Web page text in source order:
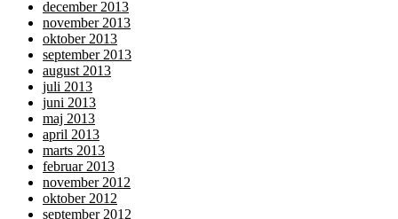
december 2013
november 2013
oktober 2013
september 2013
august 2013
juli 2013
juni 2013
maj 2013
april 2013
marts 2013
februar 2013
november 2012
oktober 2012
september 2012